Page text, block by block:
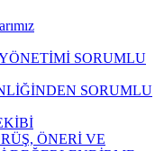
SORUMLU
SORUMLU
ÖNERİ VE